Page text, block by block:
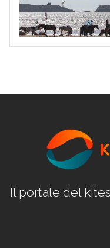
Il portale del